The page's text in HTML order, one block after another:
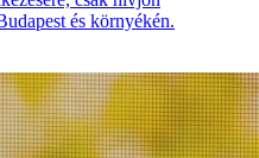
és környékén.